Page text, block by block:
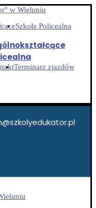
Szkoła Policealna
Terminarz zjazdów